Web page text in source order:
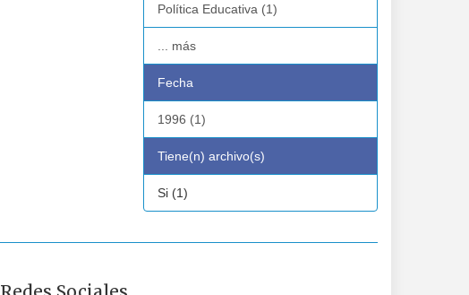
Política Educativa (1)
... más
Fecha
1996 (1)
Tiene(n) archivo(s)
Si (1)